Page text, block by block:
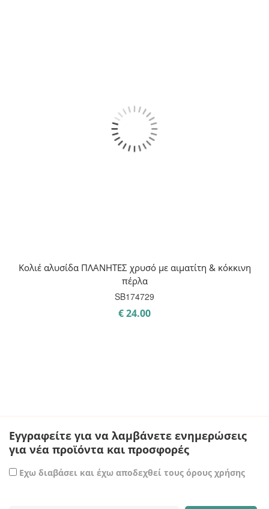
Κολιέ αλυσίδα ΠΛΑΝΗΤΕΣ χρυσό με αιματίτη & κόκκινη
πέρλα
SB174729
€24.00
Εγγραφείτε για να λαμβάνετε ενημερώσεις
για νέα προϊόντα και προσφορές
Εχω διαβάσει και έχω αποδεχθεί τους όρους χρήσης